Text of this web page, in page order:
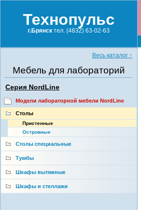
Технопульс
г.Брянск тел. (4832) 63-02-63
Весь каталог ↑
Мебель для лабораторий
Серия NordLine
Модели лабораторной мебели NordLine
Столы
Пристенные
Островные
Столы специальные
Тумбы
Шкафы вытяжные
Шкафы и стеллажи